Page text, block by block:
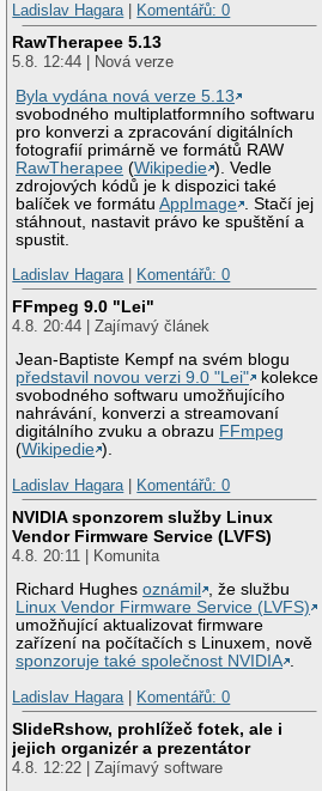
Ladislav Hagara| Komentářů: 0
RawTherapee 5.13
5.8. 12:44 | Nová verze
Byla vydána nová verze 5.13
svobodného multiplatformního softwaru
pro konverzi a zpracování digitálních
fotografií primárně ve formátů RAW
RawTherapee (Wikipedie ). Vedle
zdrojových kódů je k dispozici také
balíček ve formátuAppImage
. Stačí jej
stáhnout, nastavit právo ke spuštění a
spustit.
Ladislav Hagara| Komentářů: 0
FFmpeg 9.0 "Lei"
4.8. 20:44 | Zajímavý článek
Jean-Baptiste Kempf na svém blogu
představil novou verzi 9.0 "Lei"
kolekce
svobodného softwaru umožňujícího
nahrávání, konverzi a streamovaní
digitálního zvuku a obrazu FFmpeg
(Wikipedie ).
Ladislav Hagara| Komentářů: 0
NVIDIA sponzorem služby Linux
Vendor Firmware Service (LVFS)
4.8. 20:11 | Komunita
Richard Hughesoznámil
, že službu
Linux Vendor Firmware Service (LVFS)
umožňující aktualizovat firmware
zařízení na počítačích s Linuxem, nově
sponzoruje také společnost NVIDIA .
Ladislav Hagara| Komentářů: 0
SlideRshow, prohlížeč fotek, ale i
jejich organizér a prezentátor
4.8. 12:22 | Zajímavý software